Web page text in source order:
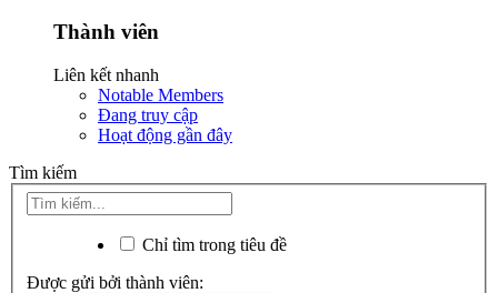
Thành viên
Liên kết nhanh
Notable Members
Đang truy cập
Hoạt động gần đây
Tìm kiếm
Chỉ tìm trong tiêu đề
Được gửi bởi thành viên: